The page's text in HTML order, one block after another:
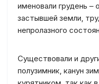
именовали грудень –
застывшей земли,
непролазного
Существовали и
полузимник, канун